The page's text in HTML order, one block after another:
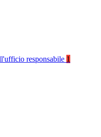
responsabile 1